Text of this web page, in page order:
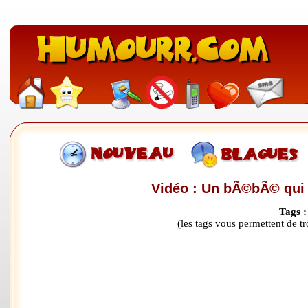
Vidéo : Un bÃ©bÃ© qui
Tags
(les tags vous permettent de